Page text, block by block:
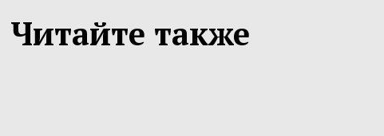
Читайте также